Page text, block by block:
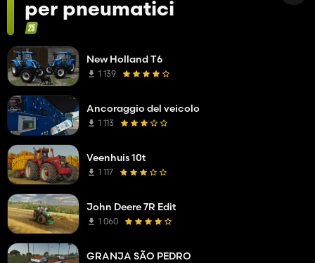
per pneumatici
New Holland T6
1 139
Ancoraggio del veicolo
1 113
Veenhuis 10t
1 117
John Deere 7R Edit
1 060
GRANJA SÃO PEDRO